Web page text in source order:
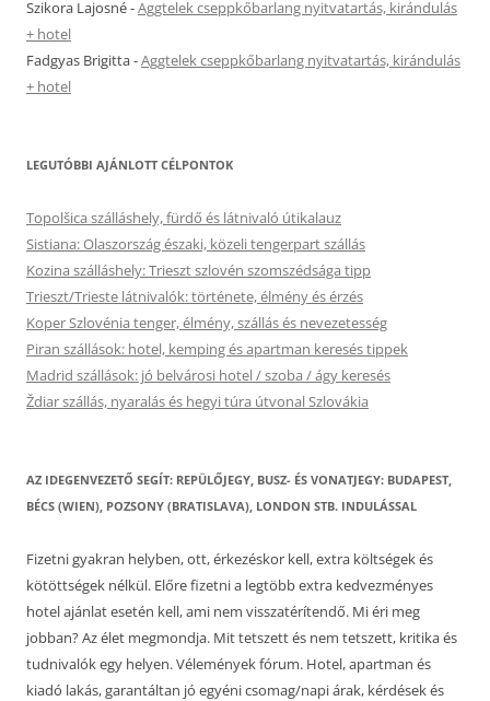
Szikora Lajosné-Aggtelek cseppkőbarlang nyitvatartás, kirándulás
+ hotel
Fadgyas Brigitta-Aggtelek cseppkőbarlang nyitvatartás, kirándulás
+ hotel
LEGUTÓBBI AJÁNLOTT CÉLPONTOK
Topolšica szálláshely, fürdő és látnivaló útikalauz
Sistiana: Olaszország északi, közeli tengerpart szállás
Kozina szálláshely: Trieszt szlovén szomszédsága tipp
Trieszt/Trieste látnivalók: története, élmény és érzés
Koper Szlovénia tenger, élmény, szállás és nevezetesség
Piran szállások: hotel, kemping és apartman keresés tippek
Madrid szállások: jó belvárosi hotel / szoba / ágy keresés
Ždiar szállás, nyaralás és hegyi túra útvonal Szlovákia
AZ IDEGENVEZETŐ SEGÍT: REPÜLŐJEGY, BUSZ- ÉS VONATJEGY: BUDAPEST,
BÉCS (WIEN), POZSONY (BRATISLAVA), LONDON STB. INDULÁSSAL
Fizetni gyakran helyben, ott, érkezéskor kell, extra költségek és
kötöttségek nélkül. Előre fizetni a legtöbb extra kedvezményes
hotel ajánlat esetén kell, ami nem visszatérítendő. Mi éri meg
jobban? Az élet megmondja. Mit tetszett és nem tetszett, kritika és
tudnivalók egy helyen. Vélemények fórum. Hotel, apartman és
kiadó lakás, garantáltan jó egyéni csomag/napi árak, kérdések és